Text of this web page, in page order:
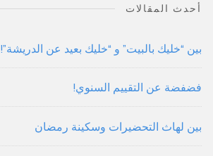
أحدث المقالات
بين “خليك بالبيت” و “خليك بعيد عن الدريشة”!
فضفضة عن التقييم السنوي!
بين لهاث التحضيرات وسكينة رمضان